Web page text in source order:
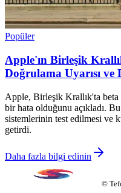
Popüler
Apple'ın Birleşik
Doğrulama Uyarısı
Apple, Birleşik Krallık'ta beta
bir hata olduğunu açıkladı.
sistemlerinin test edilmesi ve
getirdi.
Daha fazla bilgi edinin
©